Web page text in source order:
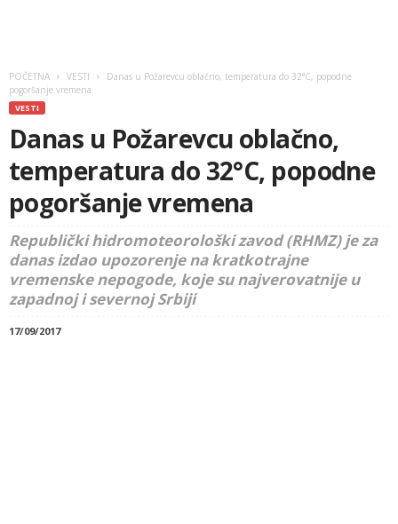
POČETNA VESTI
Danas u Požarevcu oblačno, temperatura do 32°C, popodne
pogoršanje vremena
VESTI
Danas u Požarevcu oblačno,
temperatura do 32°C, popodne
pogoršanje vremena
Republički hidromoteorološki zavod (RHMZ) je za
danas izdao upozorenje na kratkotrajne
vremenske nepogode, koje su najverovatnije u
zapadnoj i severnoj Srbiji
17/09/2017